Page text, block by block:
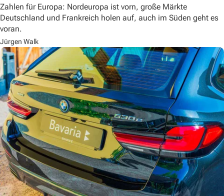
Zahlen für Europa: Nordeuropa ist vorn, große Märkte
Deutschland und Frankreich holen auf, auch im Süden geht es
voran.
Jürgen Walk